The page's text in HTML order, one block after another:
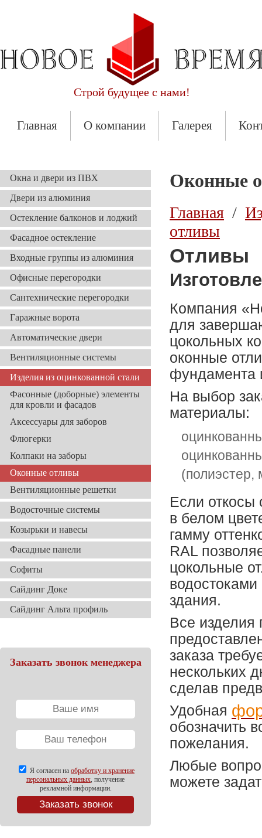
Строй будущее с нами!
Главная О компании Галерея
Окна и двери из ПВХ
Двери из алюминия
Остекление балконов и лоджий
Фасадное остекление
Входные группы из алюминия
Офисные перегородки
Сантехнические перегородки
Гаражные ворота
Автоматические двери
Вентиляционные системы
Изделия из оцинкованной стали
Фасонные (доборные) элементы
для кровли и фасадов
Аксессуары для заборов
Флюгерки
Колпаки на заборы
Оконные отливы
Вентиляционные решетки
Водосточные системы
Козырьки и навесы
Фасадные панели
Софиты
Сайдинг Доке
Сайдинг Альта профиль
Заказать звонок менеджера
Я согласен на обработку и хранение
персональных данных, получение
рекламной информации.
Оконные
Главная /
отливы
Отливы
Компания
для
цокольных
оконные
фундамента
На выбор
материалы:
(полиэстер,
Если откосы
в белом
гамму
RAL
цокольные
здания.
Все изделия
заказа
нескольких
сделав
Удобная
обозначить
пожелания.
Любые
можете
Задать вопрос